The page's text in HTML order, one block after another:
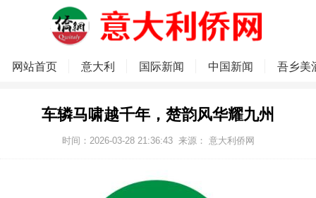
网站首页 意大利 国际新闻 中国新闻 吾乡美
车辚马啸越千年，楚韵风华耀九州
时间：2026-03-28 21:36:43 来源： 意大利侨网